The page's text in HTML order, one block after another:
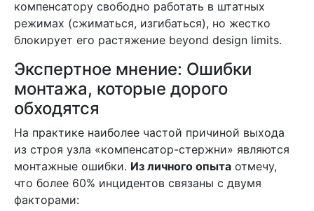
компенсатору свободно работать в штатных
режимах (сжиматься, изгибаться), но жестко
блокирует его растяжение beyond design limits.
Экспертное мнение: Ошибки
монтажа, которые дорого
обходятся
На практике наиболее частой причиной выхода
из строя узла «компенсатор-стержни» являются
монтажные ошибки. Из личного опыта отмечу,
что более 60% инцидентов связаны с двумя
факторами: